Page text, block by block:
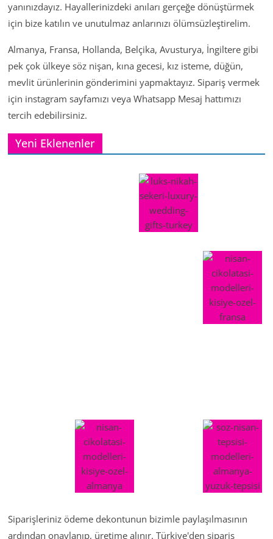
yanınızdayız. Hayallerinizdeki anıları gerçeğe dönüştürmek
için bize katılın ve unutulmaz anlarınızı ölümsüzleştirelim.
Almanya, Fransa, Hollanda, Belçika, Avusturya, İngiltere gibi
pek çok ülkeye söz nişan, kına gecesi, kız isteme, düğün,
mevlit ürünlerinin gönderimini yapmaktayız. Sipariş vermek
için instagram sayfamızı veya Whatsapp Mesaj hattımızı
tercih edebilirsiniz.
Yeni Eklenenler
Siparişleriniz ödeme dekontunun bizimle paylaşılmasının
ardından onaylanıp, üretime alınır. Türkiye'den sipariş